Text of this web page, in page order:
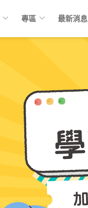
keyboard_arrow_down 專區 keyboard_arrow_down 最新消息